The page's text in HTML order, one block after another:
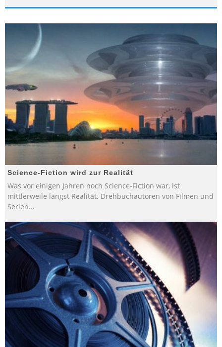
Science-Fiction wird zur Realität
Was vor einigen Jahren noch Science-Fiction war, ist
mittlerweile längst Realität. Drehbuchautoren von Filmen und
Serien...